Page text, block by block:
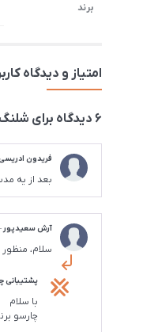
برند
امتیاز و دیدگاه
6 دیدگاه برای
فریدون
بعد از یه
آرش سعیدپور
سلام،
پشتیبانی
با سلام
چارسو